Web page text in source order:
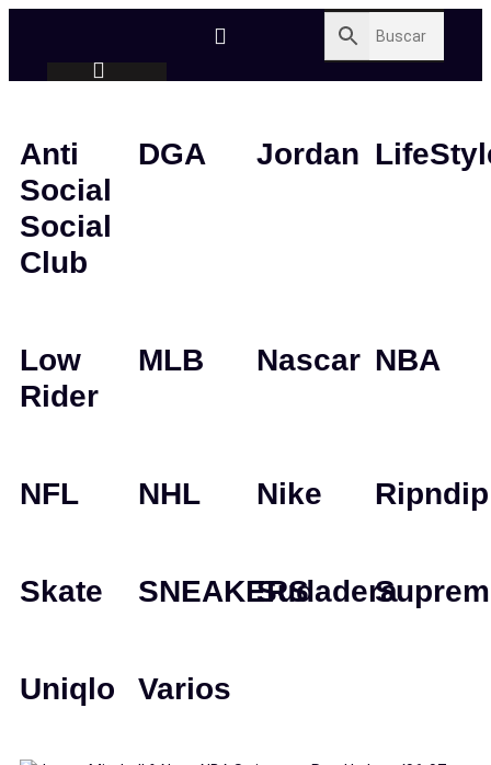
Anti
Social
Social
Club
DGA Jordan
Low
Rider
MLB Nascar NBA
NFL NHL Nike Ripndip
Skate SNEAKERSSudadera
Uniqlo Varios